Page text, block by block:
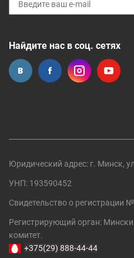
Найдите нас в соц. сетях
Юридический адрес: г. Минск,
УНП: 193590452
Свидетельство о регистрации №
Регистрирующий орган:
комитет.
+375(29) 888-44-44